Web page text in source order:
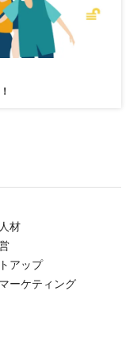
材
アップ
ーケティング